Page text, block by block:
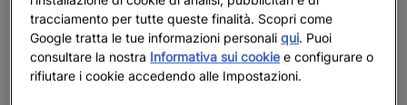
tracciamento per tutte queste finalità. Scopri come
Google tratta le tue informazioni personaliqui. Puoi
consultare la nostra Informativa sui cookie e configurare o
rifiutare i cookie accedendo alle Impostazioni.